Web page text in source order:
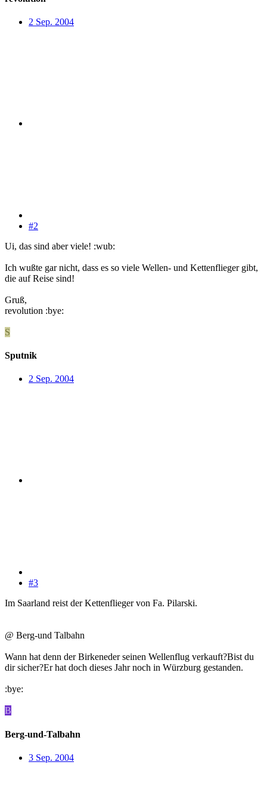
2 Sep. 2004
#2
Ui, das sind aber viele! :wub:
Ich wußte gar nicht, dass es so viele Wellen- und Kettenflieger gibt,
die auf Reise sind!
Gruß,
revolution :bye:
S
Sputnik
2 Sep. 2004
#3
Im Saarland reist der Kettenflieger von Fa. Pilarski.
@ Berg-und Talbahn
Wann hat denn der Birkeneder seinen Wellenflug verkauft?Bist du
dir sicher?Er hat doch dieses Jahr noch in Würzburg gestanden.
:bye:
B
Berg-und-Talbahn
3 Sep. 2004